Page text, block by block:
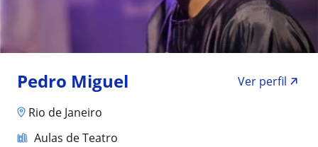
Pedro Miguel
Ver perfil
Rio de Janeiro
Aulas de Teatro